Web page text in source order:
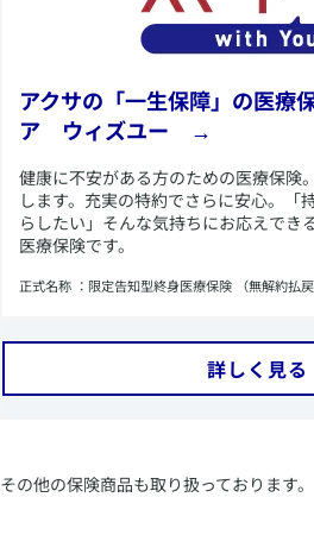
アクサの「一生保障」の医
ア ウィズユー →
健康に不安がある方のための医療保険
します。充実の特約でさらに安心。「
らしたい」そんな気持ちにお応えでき
医療保険です。
正式名称 ：限定告知型終身医療保険 （無解約払戻
​詳しく見る
​その他の保険商品も取り扱っております。